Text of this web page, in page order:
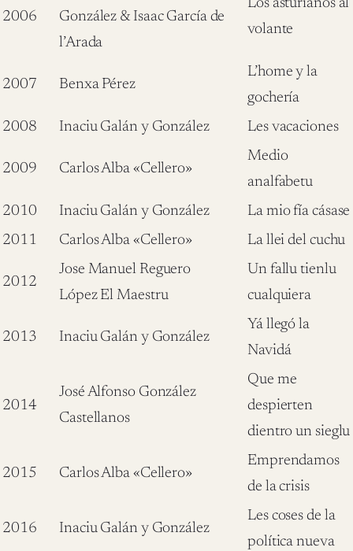
2006
González & Isaac García de
l’Arada
Los asturianos al
volante
2007 Benxa Pérez
L’home y la
gochería
2008
Inaciu Galán y González Les vacaciones
2009 Carlos Alba «Cellero»
Medio
analfabetu
2010
Inaciu Galán y González
La mio fía cásase
2011
Carlos Alba «Cellero» La llei del cuchu
2012
Jose Manuel Reguero
López El Maestru
Un fallu tienlu
cualquiera
2013 Inaciu Galán y González
Yá llegó la
Navidá
2014
José Alfonso González
Castellanos
Que me
despierten
dientro un sieglu
2015 Carlos Alba «Cellero»
Emprendamos
de la crisis
2016 Inaciu Galán y González
Les coses de la
política nueva